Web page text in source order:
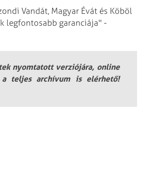
Vandát, Magyar Évát és Köböl
legfontosabb garanciája" -
nyomtatott verziójára, online
teljes archívum is elérhető!